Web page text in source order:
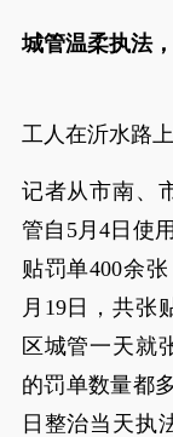
城管温柔执法
工人在沂水路
记者从市南、
管自5月4日使
贴罚单400余
月19日，共张
区城管一天就
的罚单数量都
日整治当天执